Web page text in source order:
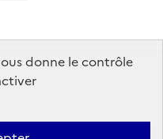
donne le contrôle